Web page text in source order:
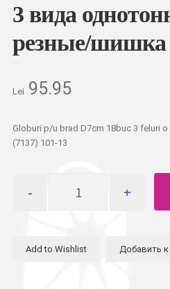
3 вида
резные/шишка
Lei 95.95
Globuri p/u brad D7cm 18buc 3 feluri
(7137) 101-13
товара
18штAdd to Wishlist Добавить